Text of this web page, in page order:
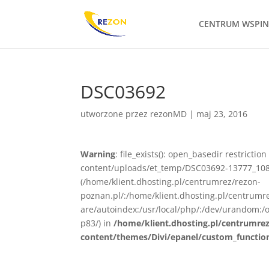
CENTRUM
DSC03692
utworzone przez rezonMD | maj 23, 2016
Warning: file_exists(): open_basedir
content/uploads/et_temp/DSC03692-
(/home/klient.dhosting.pl/centrumrez/rezon-
poznan.pl/:/home/klient.dhosting.pl/
are/autoindex:/usr/local/php/:/dev/
p83/) in/home/klient.dhosting.pl/
content/themes/Divi/epanel/